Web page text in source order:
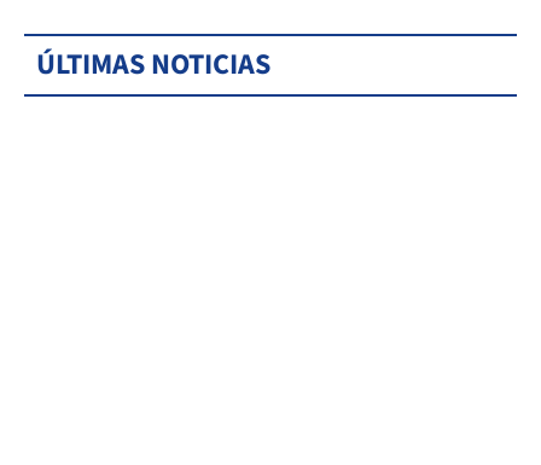
ÚLTIMAS NOTICIAS